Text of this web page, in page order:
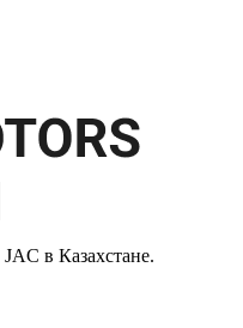
в Казахстане.